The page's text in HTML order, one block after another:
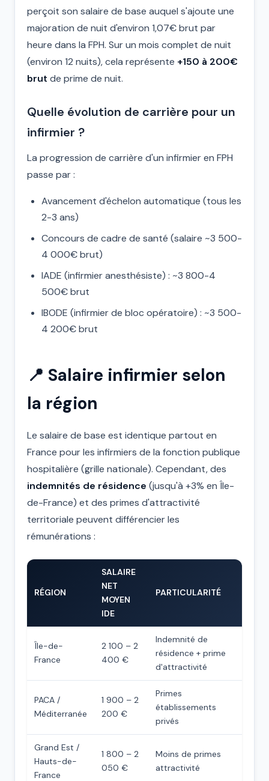
perçoit son salaire de base auquel s'ajoute une
majoration de nuit d'environ 1,07€ brut par
heure dans la FPH. Sur un mois complet de nuit
(environ 12 nuits), cela représente +150 à 200€
brut de prime de nuit.
Quelle évolution de carrière pour un
infirmier ?
La progression de carrière d'un infirmier en FPH
passe par :
Avancement d'échelon automatique (tous les
2-3 ans)
Concours de cadre de santé (salaire ~3 500-
4 000€ brut)
IADE (infirmier anesthésiste) : ~3 800-4
500€ brut
IBODE (infirmier de bloc opératoire) : ~3 500-
4 200€ brut
📍 Salaire infirmier selon
la région
Le salaire de base est identique partout en
France pour les infirmiers de la fonction publique
hospitalière (grille nationale). Cependant, des
indemnités de résidence (jusqu'à +3% en Île-
de-France) et des primes d'attractivité
territoriale peuvent différencier les
rémunérations :
RÉGION
SALAIRE
NET
MOYEN
IDE
PARTICULARITÉ
Île-de-
France
2 100 – 2
400 €
Indemnité de
résidence + prime
d'attractivité
PACA /
Méditerranée
1 900 – 2
200 €
Primes
établissements
privés
Grand Est /
Hauts-de-
France
1 800 – 2
050 €
Moins de primes
attractivité